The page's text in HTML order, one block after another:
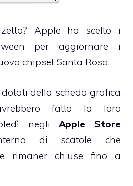
Apple ha scelto i
per aggiornare i
chipset Santa Rosa.
della scheda grafica
fatto la loro
negliApple Store
di scatole che
rimaner chiuse fino a